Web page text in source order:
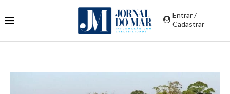
Entrar /
Cadastrar